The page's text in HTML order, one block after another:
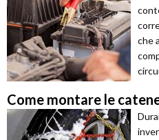
che
Come montare le